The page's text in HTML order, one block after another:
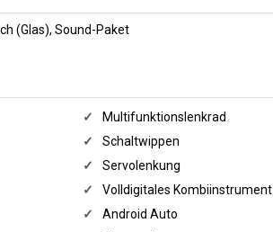
(Glas), Sound-Paket
✓
Multifunktionslenkrad
✓
Schaltwippen
✓
Servolenkung
✓
Volldigitales Kombiinstrument
✓
Android Auto